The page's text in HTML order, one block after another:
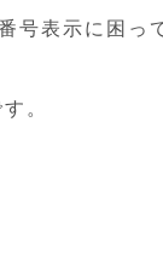
号表示に困っ
。